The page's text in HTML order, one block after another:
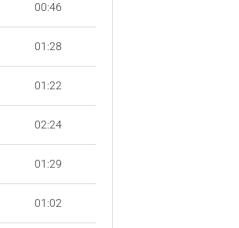
00:46
01:28
01:22
02:24
01:29
01:02